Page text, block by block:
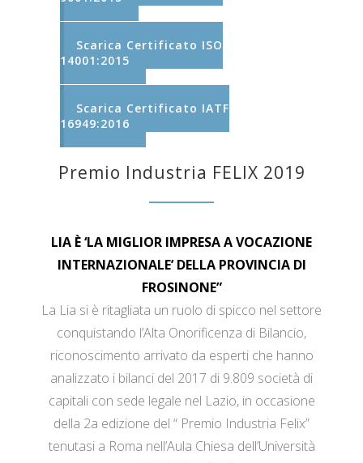
Scarica Certificato ISO
14001:2015
Scarica Certificato IATF
16949:2016
Premio Industria FELIX 2019
LIA È ‘LA MIGLIOR IMPRESA A VOCAZIONE
INTERNAZIONALE’ DELLA PROVINCIA DI
FROSINONE”
La Lia si è ritagliata un ruolo di spicco nel settore
conquistando l’Alta Onorificenza di Bilancio,
riconoscimento arrivato da esperti che hanno
analizzato i bilanci del 2017 di 9.809 società di
capitali con sede legale nel Lazio, in occasione
della 2a edizione del “ Premio Industria Felix”
tenutasi a Roma nell’Aula Chiesa dell’Università